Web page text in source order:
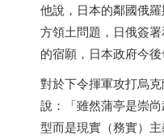
他說， 日本的鄰國俄
方領土問題，日俄簽
的宿願， 日本政府今後
對於下令揮軍攻打烏
說：「雖然蒲亭是崇
型而是現實（務實）